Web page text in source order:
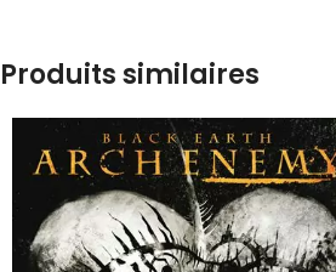
Produits similaires